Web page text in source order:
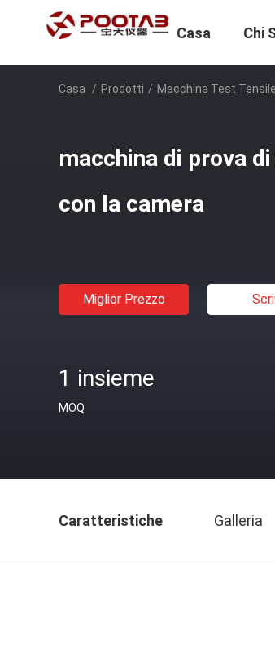
Casa Chi
Casa / Prodotti / Macchina Test Tensile
macchina di prova
con la camera
Miglior Prezzo
1 insieme
MOQ
Caratteristiche Galleria